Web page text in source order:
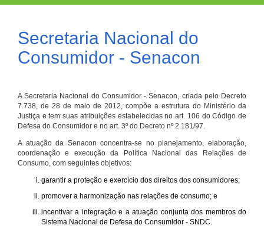
Secretaria Nacional do
Consumidor - Senacon
A Secretaria Nacional do Consumidor - Senacon, criada pelo Decreto
7.738, de 28 de maio de 2012, compõe a estrutura do Ministério da
Justiça e tem suas atribuições estabelecidas no art. 106 do Código de
Defesa do Consumidor e no art. 3º do Decreto nº 2.181/97.
A atuação da Senacon concentra-se no planejamento, elaboração,
coordenação e execução da Política Nacional das Relações de
Consumo, com seguintes objetivos:
garantir a proteção e exercício dos direitos dos consumidores;
promover a harmonização nas relações de consumo; e
incentivar a integração e a atuação conjunta dos membros do
Sistema Nacional de Defesa do Consumidor - SNDC.